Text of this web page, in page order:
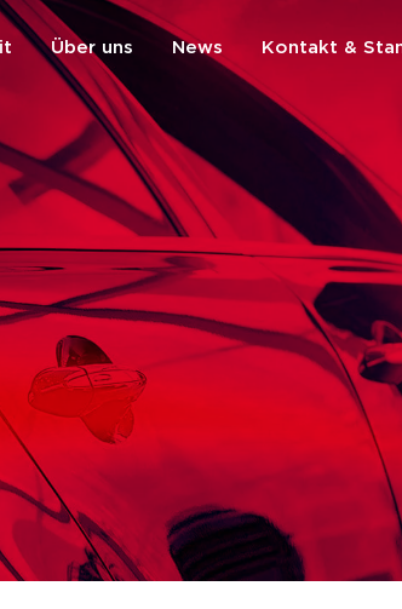
Über uns News Kontakt &